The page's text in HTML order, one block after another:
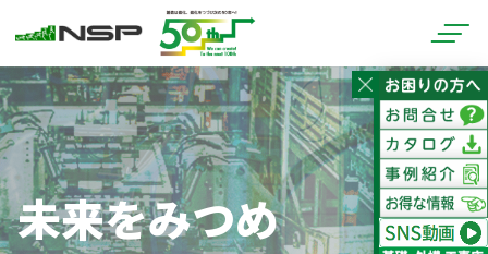
未来をみつめ